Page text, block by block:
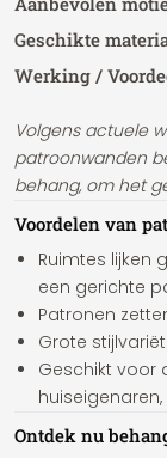
Geschikte
Werking /
Volgens actuele
patroonwanden
behang, om het
Voordelen van
Ruimtes lijken
een gerichte
Patronen
Grote
Geschikt voor
Ontdek nu